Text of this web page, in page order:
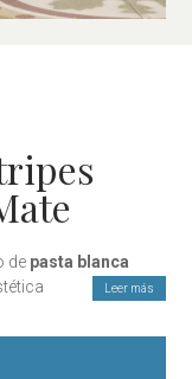
de pasta blanca
colección
Leer más